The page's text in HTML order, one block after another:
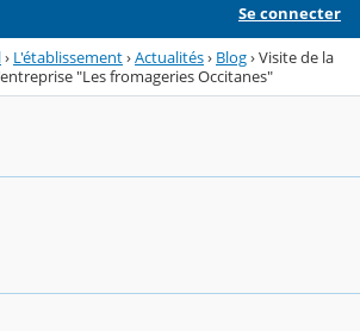
Se connecter
› L'établissement›Actualités› Blog›Visite de la
"Les fromageries Occitanes"